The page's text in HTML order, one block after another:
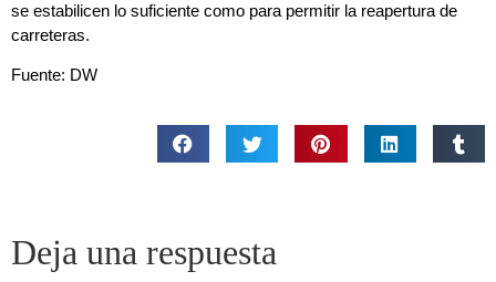
se estabilicen lo suficiente como para permitir la reapertura de
carreteras.
Fuente: DW
Deja una respuesta